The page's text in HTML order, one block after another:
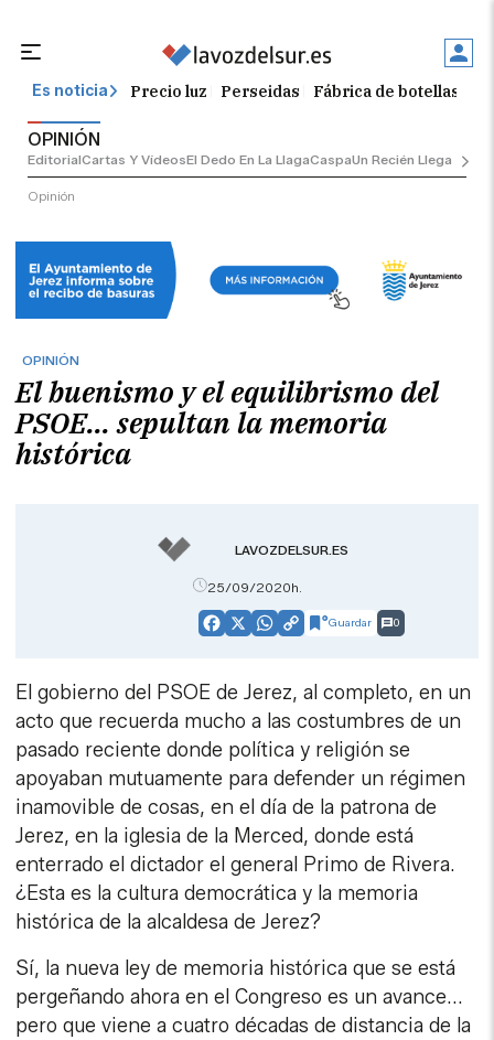
Es noticia Precio luz Perseidas Fábrica de botellas
OPINIÓN
EditorialCartas Y VídeosEl Dedo En La LlagaCaspaUn Recién Llegado
Opinión
OPINIÓN
El buenismo y el equilibrismo del
PSOE... sepultan la memoria
histórica
LAVOZDELSUR.ES
25/09/2020h.
Facebook
X WhatsApp
CopyGuardar 0
El gobierno del PSOE de Jerez, al completo, en un
acto que recuerda mucho a las costumbres de un
pasado reciente donde política y religión se
apoyaban mutuamente para defender un régimen
inamovible de cosas, en el día de la patrona de
Jerez, en la iglesia de la Merced, donde está
enterrado el dictador el general Primo de Rivera.
¿Esta es la cultura democrática y la memoria
histórica de la alcaldesa de Jerez?
Sí, la nueva ley de memoria histórica que se está
pergeñando ahora en el Congreso es un avance...
pero que viene a cuatro décadas de distancia de la